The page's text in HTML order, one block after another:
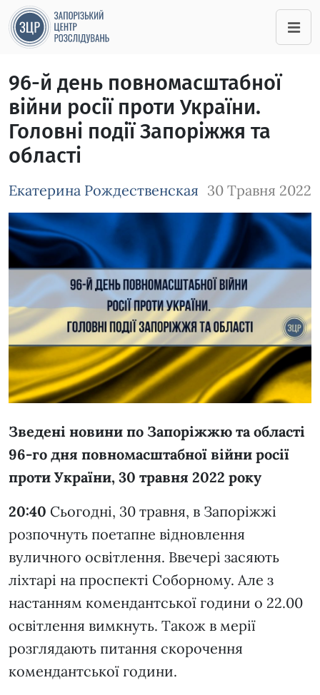
96-й день повномасштабної
війни росії проти України.
Головні події Запоріжжя та
області
Екатерина Рождественская 30 Травня 2022
Зображення завантажується
Зведені новини по Запоріжжю та області
96-го дня повномасштабної війни росії
проти України, 30 травня 2022 року
20:40 Сьогодні, 30 травня, в Запоріжжі
розпочнуть поетапне відновлення
вуличного освітлення. Ввечері засяють
ліхтарі на проспекті Соборному. Але з
настанням комендантської години о 22.00
освітлення вимкнуть. Також в мерії
розглядають питання скорочення
комендантської години.